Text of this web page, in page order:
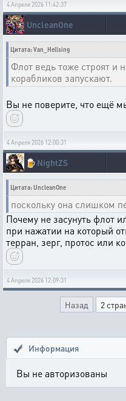
4 Апреля 2026 11:42:37
UncleanOne
Цитата: Van_Hellsing
Флот ведь тоже строят и
корабликов запускают.
Вы не поверите, что ещё
4 Апреля 2026 12:00:31
🍺 NightZS
Цитата: UncleanOne
поскольку она слишком
Почему не засунуть флот
при нажатии на который
терран, зерг, протос или
4 Апреля 2026 12:09:31
Назад 2
Информация
Вы не авторизованы